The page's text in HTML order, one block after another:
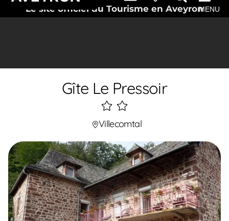
Le site officiel du Tourisme en AveyronMENU
Gîte Le Pressoir
2
étoiles
Villecomtal